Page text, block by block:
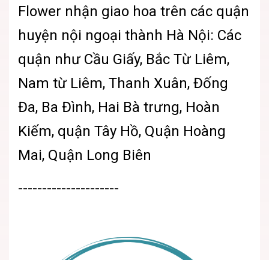
Flower nhận giao hoa trên các quận
huyện nội ngoại thành Hà Nội: Các
quận như Cầu Giấy, Bắc Từ Liêm,
Nam từ Liêm, Thanh Xuân, Đống
Đa, Ba Đình, Hai Bà trưng, Hoàn
Kiếm, quận Tây Hồ, Quận Hoàng
Mai, Quận Long Biên
---------------------